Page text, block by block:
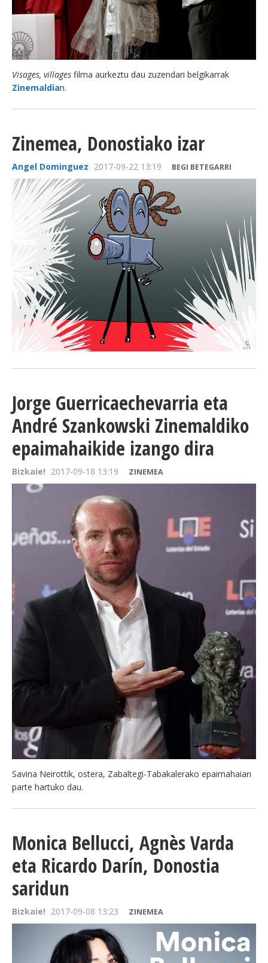
Visages, villages filma aurkeztu dau zuzendari belgikarrak
Zinemaldian.
Zinemea, Donostiako izar
Angel Dominguez 2017-09-22 13:19 BEGI BETEGARRI
Jorge Guerricaechevarria eta
André Szankowski Zinemaldiko
epaimahaikide izango dira
Bizkaie! 2017-09-18 13:19 ZINEMEA
Savina Neirottik, ostera, Zabaltegi-Tabakalerako epaimahaian
parte hartuko dau.
Monica Bellucci, Agnès Varda
eta Ricardo Darín, Donostia
saridun
Bizkaie! 2017-09-08 13:23 ZINEMEA